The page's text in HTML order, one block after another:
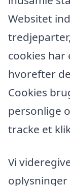
Websitet
cookies har
hvorefter
Cookies
personlige
tracke et
Vi